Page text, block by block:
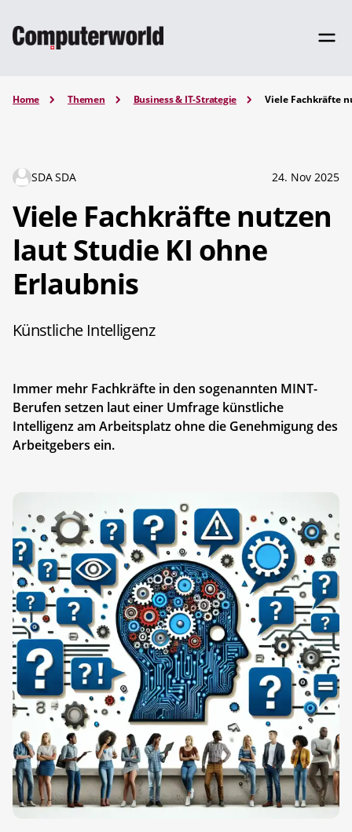
Home Themen Business & IT-Strategie Viele Fachkräfte
SDA SDA 24. Nov 2025
Viele Fachkräfte nutzen
laut Studie KI ohne
Erlaubnis
Künstliche Intelligenz
Immer mehr Fachkräfte in den sogenannten MINT-
Berufen setzen laut einer Umfrage künstliche
Intelligenz am Arbeitsplatz ohne die Genehmigung des
Arbeitgebers ein.